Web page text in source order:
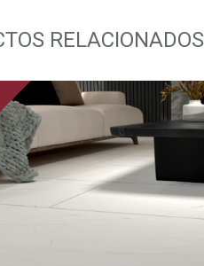
RELACIONADOS